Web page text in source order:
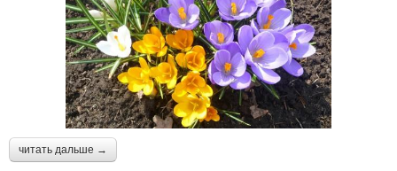
читать дальше →